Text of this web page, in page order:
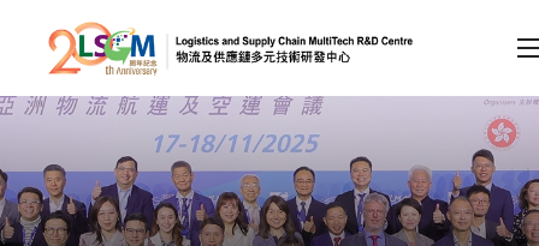
跳到内容（按回车键）
会员登录
A A EN 繁 简